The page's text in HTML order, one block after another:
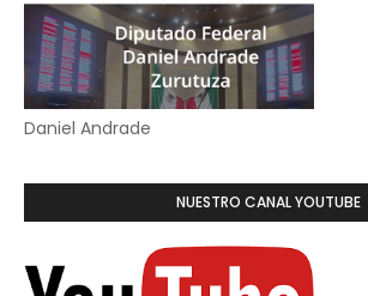
Daniel Andrade
NUESTRO CANAL YOUTUBE